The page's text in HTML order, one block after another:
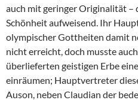
auch mit geringer Originalität –
Schönheit aufweisend. Ihr
olympischer Gottheiten damit
nicht erreicht, doch musste
überlieferten geistigen Erbe
einräumen; Hauptvertreter
Auson, neben Claudian der